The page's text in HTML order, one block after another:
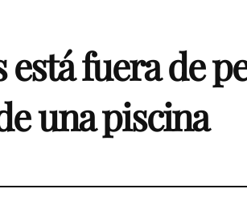
fuera de
una piscina